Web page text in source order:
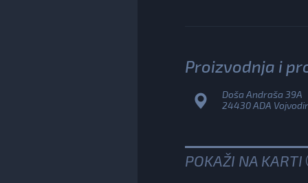
Proizvodnja i
Doša Andraša 39A
24430 ADA
POKAŽI NA KARTI